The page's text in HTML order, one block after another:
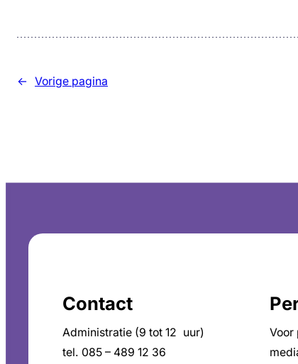
← Vorige pagina
Contact
Administratie (9 tot 12 uur)
tel. 085 – 489 12 36
Voor